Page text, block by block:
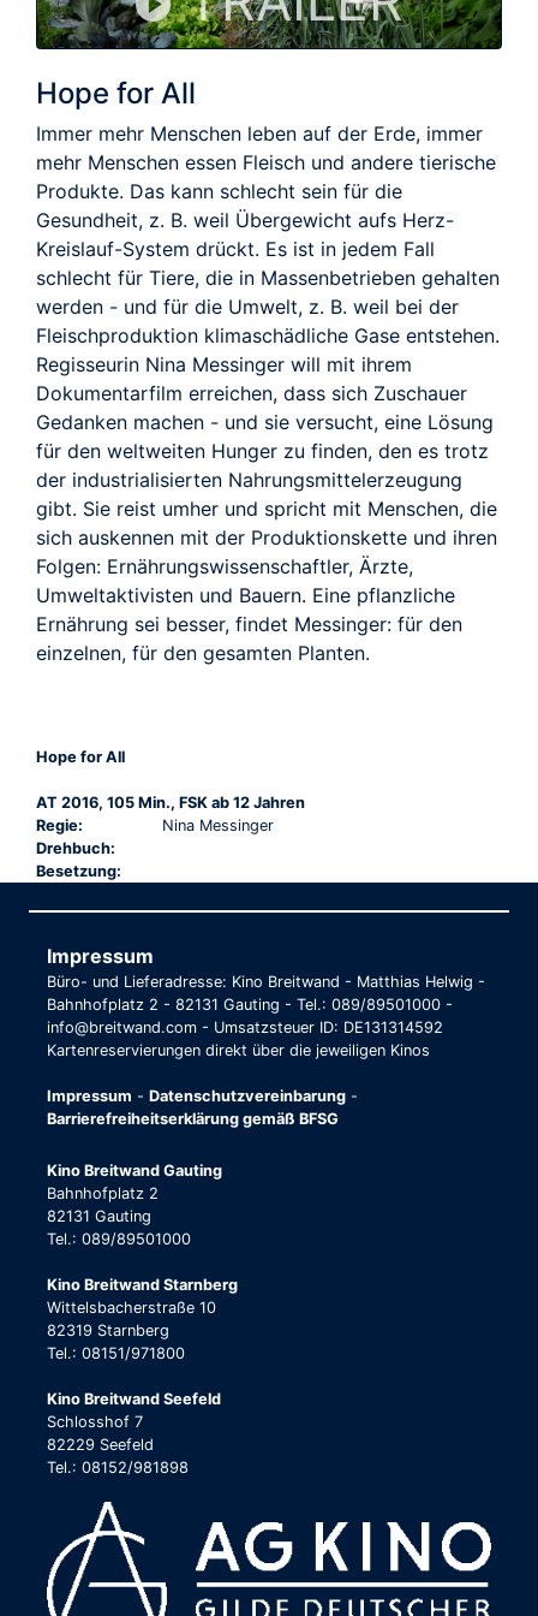
Hope for All
Immer mehr Menschen leben auf der Erde, immer
mehr Menschen essen Fleisch und andere tierische
Produkte. Das kann schlecht sein für die
Gesundheit, z. B. weil Übergewicht aufs Herz-
Kreislauf-System drückt. Es ist in jedem Fall
schlecht für Tiere, die in Massenbetrieben gehalten
werden - und für die Umwelt, z. B. weil bei der
Fleischproduktion klimaschädliche Gase entstehen.
Regisseurin Nina Messinger will mit ihrem
Dokumentarfilm erreichen, dass sich Zuschauer
Gedanken machen - und sie versucht, eine Lösung
für den weltweiten Hunger zu finden, den es trotz
der industrialisierten Nahrungsmittelerzeugung
gibt. Sie reist umher und spricht mit Menschen, die
sich auskennen mit der Produktionskette und ihren
Folgen: Ernährungswissenschaftler, Ärzte,
Umweltaktivisten und Bauern. Eine pflanzliche
Ernährung sei besser, findet Messinger: für den
einzelnen, für den gesamten Planten.
Hope for All
AT 2016, 105 Min., FSK ab 12 Jahren
Regie:
Nina Messinger
Drehbuch:
Besetzung:
Impressum
Büro- und Lieferadresse: Kino Breitwand - Matthias Helwig -
Bahnhofplatz 2 - 82131 Gauting - Tel.: 089/89501000 -
info@breitwand.com - Umsatzsteuer ID: DE131314592
Kartenreservierungen direkt über die jeweiligen Kinos
Impressum - Datenschutzvereinbarung -
Barrierefreiheitserklärung gemäß BFSG
Kino Breitwand Gauting
Bahnhofplatz 2
82131 Gauting
Tel.: 089/89501000
Kino Breitwand Starnberg
Wittelsbacherstraße 10
82319 Starnberg
Tel.: 08151/971800
Kino Breitwand Seefeld
Schlosshof 7
82229 Seefeld
Tel.: 08152/981898